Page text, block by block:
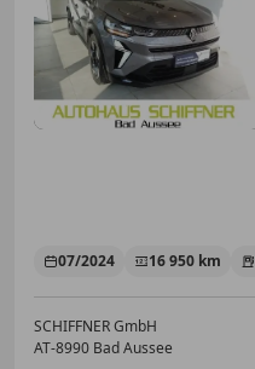
07/2024 16 950 km
SCHIFFNER GmbH
AT-8990 Bad Aussee